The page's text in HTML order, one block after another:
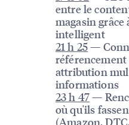
entre le
magasin grâce
intelligent
21 h 25—
référencement
attribution
informations
23 h 47—
où qu'ils
(Amazon,